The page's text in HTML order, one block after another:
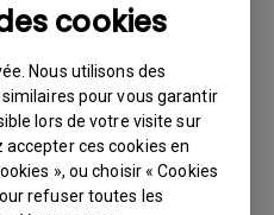
cookies
Nous utilisons des
pour vous garantir
lors de votre visite sur
ces cookies en
», ou choisir « Cookies
refuser toutes les
Produit à BenQ,
de BenQ, ou à un
agréé BenQ. Vous
d’expédition, taxes
douane et toutes